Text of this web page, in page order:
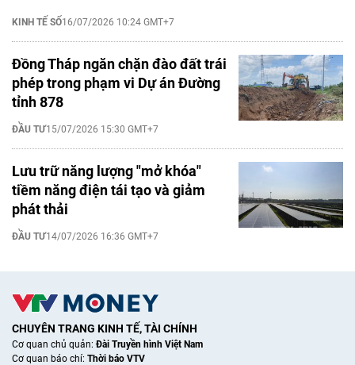
KINH TẾ SỐ16/07/2026 10:24 GMT+7
Đồng Tháp ngăn chặn đào đất trái
phép trong phạm vi Dự án Đường
tỉnh 878
ĐẦU TƯ15/07/2026 15:30 GMT+7
Lưu trữ năng lượng "mở khóa"
tiềm năng điện tái tạo và giảm
phát thải
ĐẦU TƯ14/07/2026 16:36 GMT+7
CHUYÊN TRANG KINH TẾ, TÀI CHÍNH
Cơ quan chủ quản:Đài Truyền hình Việt Nam
Cơ quan báo chí: Thời báo VTV